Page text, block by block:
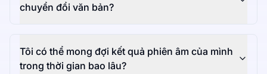
chuyển đổi văn bản?
Tôi có thể mong đợi kết quả phiên âm của mình
trong thời gian bao lâu?